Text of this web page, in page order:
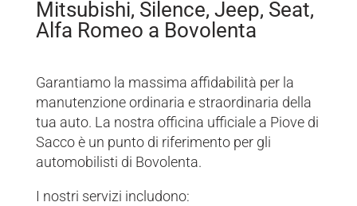
Mitsubishi, Silence, Jeep, Seat,
Alfa Romeo a Bovolenta
Garantiamo la massima affidabilità per la
manutenzione ordinaria e straordinaria della
tua auto. La nostra officina ufficiale a Piove di
Sacco è un punto di riferimento per gli
automobilisti di Bovolenta.
I nostri servizi includono: